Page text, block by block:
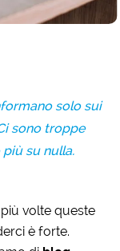
solo sui
sono troppe
su nulla.
volte queste
è forte.